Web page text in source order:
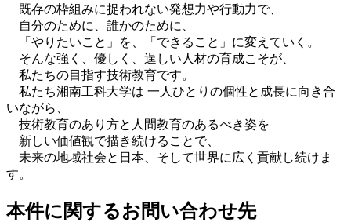
既存の枠組みに捉われない発想力や行動力で、
自分のために、誰かのために、
「やりたいこと」を、「できること」に変えていく。
そんな強く、優しく、逞しい人材の育成こそが、
私たちの目指す技術教育です。
私たち湘南工科大学は 一人ひとりの個性と成長に向き合
いながら、
技術教育のあり方と人間教育のあるべき姿を
新しい価値観で描き続けることで、
未来の地域社会と日本、そして世界に広く貢献し続けま
す。
本件に関するお問い合わせ先